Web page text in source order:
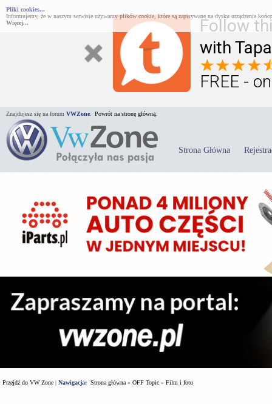
Follow
with
FREE -
Pliki cookies...
Informujemy, że w naszym serwisie używamy plików cookie, które są zapisywane na dysku urządzenia
Więcej...
Znajdujesz się na forum VWZone Powrót na stronę główną.
Strona Główna
Przejdź do VW Zone | Nawigacja: Strona główna » OFF Topic » Film i foto